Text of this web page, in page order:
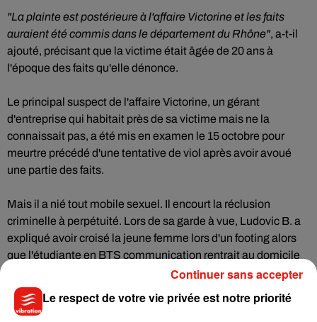
"La plainte est postérieure à l'affaire Victorine et les faits
auraient été commis dans le département du Rhône", a-t-il
ajouté, précisant que la victime était âgée de 20 ans à
l'époque des faits qu'elle dénonce.
Le principal suspect de l'affaire Victorine, un gérant
d'entreprise qui habitait près de sa victime mais ne la
connaissait pas, a été mis en examen le 15 octobre pour
meurtre précédé d'une tentative de viol après avoir avoué
une partie des faits.
Mais il a nié tout mobile sexuel. Il encourt la réclusion
criminelle à perpétuité. Lors de sa garde à vue, Ludovic B. a
expliqué avoir croisé la jeune femme lors d'un footing alors
que l'étudiante en BTS communication rentrait au domicile
Après une bousculade involontaire, puis une dispute, il aurait
Le respect de votre vie privée est notre priorité
Continuer sans accepter